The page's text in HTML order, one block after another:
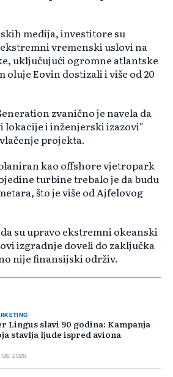
medija, investitore su
vremenski uslovi na
uključujući ogromne atlantske
oluje Eovin dostizali i više od 20
zvanično je navela da
lokacije i inženjerski izazovi"
projekta.
kao offshore vjetropark
turbine trebalo je da budu
što je više od Ajfelovog
su upravo ekstremni okeanski
izgradnje doveli do zaključka
nije finansijski održiv.
Lingus slavi 90 godina: Kampanja
stavlja ljude ispred aviona
06. 2026.